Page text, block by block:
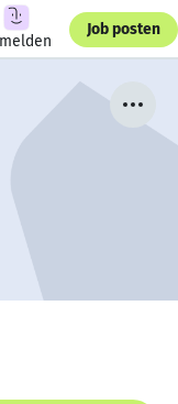
Job posten